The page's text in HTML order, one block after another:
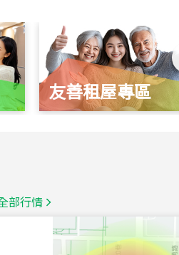
友善租屋專區
部行情
長春路
1,020萬